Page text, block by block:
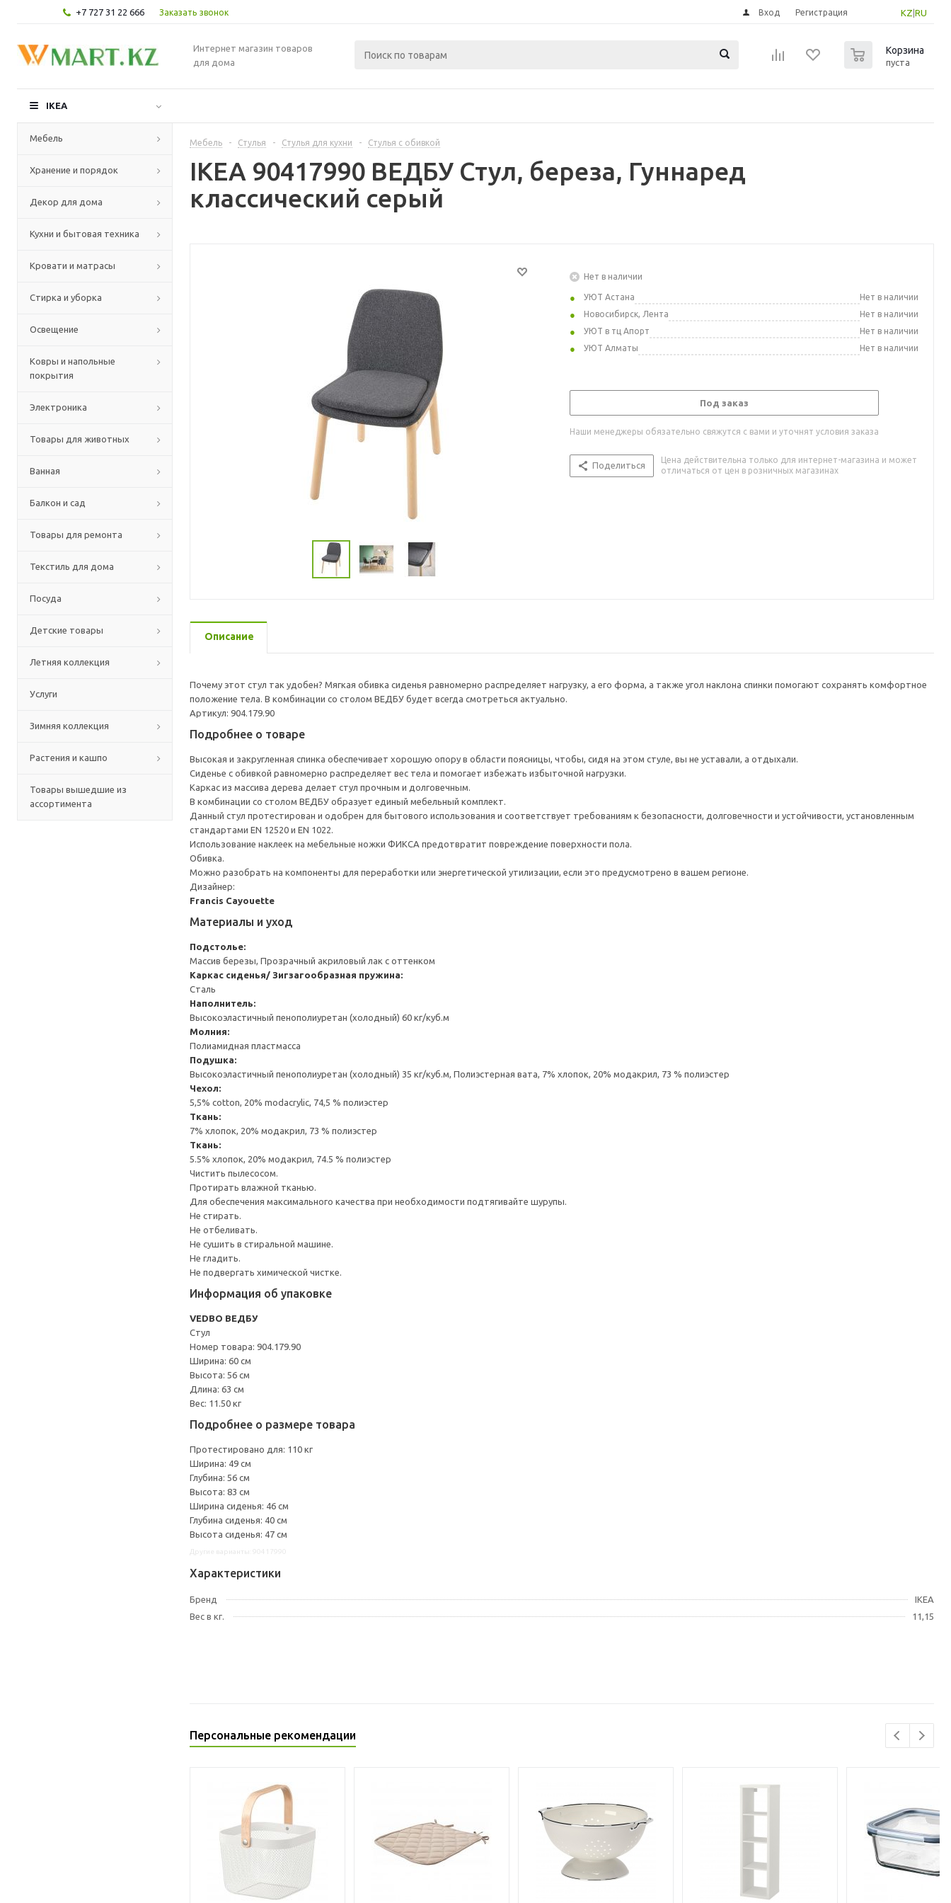
+7 727 31 22 666 Заказать звонок KZ RU
Вход Регистрация
Интернет магазин товаров
для дома
Корзина
пуста
IKEA
Мебель
Хранение и порядок
Декор для дома
Кухни и бытовая техника
Кровати и матрасы
Стирка и уборка
Освещение
Ковры и напольные
покрытия
Электроника
Товары для животных
Ванная
Балкон и сад
Товары для ремонта
Текстиль для дома
Посуда
Детские товары
Летняя коллекция
Услуги
Зимняя коллекция
Растения и кашпо
Товары вышедшие из
ассортимента
Мебель - Стулья - Стулья для кухни - Стулья с обивкой
IKEA 90417990 ВЕДБУ Стул, береза, Гуннаред
классический серый
Нет в наличии
УЮТ Астана
Нет в наличии
Новосибирск, Лента
Нет в наличии
УЮТ в тц Апорт
Нет в наличии
УЮТ Алматы
Нет в наличии
Под заказ
Наши менеджеры обязательно свяжутся с вами и уточнят условия заказа
Поделиться
Цена действительна только для интернет-магазина и может
отличаться от цен в розничных магазинах
Описание
Почему этот стул так удобен? Мягкая обивка сиденья равномерно распределяет нагрузку, а его форма, а также угол наклона спинки помогают сохранять комфортное
положение тела. В комбинации со столом ВЕДБУ будет всегда смотреться актуально.
Артикул: 904.179.90
Подробнее о товаре
Высокая и закругленная спинка обеспечивает хорошую опору в области поясницы, чтобы, сидя на этом стуле, вы не уставали, а отдыхали.
Сиденье с обивкой равномерно распределяет вес тела и помогает избежать избыточной нагрузки.
Каркас из массива дерева делает стул прочным и долговечным.
В комбинации со столом ВЕДБУ образует единый мебельный комплект.
Данный стул протестирован и одобрен для бытового использования и соответствует требованиям к безопасности, долговечности и устойчивости, установленным
стандартами EN 12520 и EN 1022.
Использование наклеек на мебельные ножки ФИКСА предотвратит повреждение поверхности пола.
Обивка.
Можно разобрать на компоненты для переработки или энергетической утилизации, если это предусмотрено в вашем регионе.
Дизайнер:
Francis Cayouette
Материалы и уход
Подстолье:
Массив березы, Прозрачный акриловый лак с оттенком
Каркас сиденья/ Зигзагообразная пружина:
Сталь
Наполнитель:
Высокоэластичный пенополиуретан (холодный) 60 кг/куб.м
Молния:
Полиамидная пластмасса
Подушка:
Высокоэластичный пенополиуретан (холодный) 35 кг/куб.м, Полиэстерная вата, 7% хлопок, 20% модакрил, 73 % полиэстер
Чехол:
5,5% cotton, 20% modacrylic, 74,5 % полиэстер
Ткань:
7% хлопок, 20% модакрил, 73 % полиэстер
Ткань:
5.5% хлопок, 20% модакрил, 74.5 % полиэстер
Чистить пылесосом.
Протирать влажной тканью.
Для обеспечения максимального качества при необходимости подтягивайте шурупы.
Не стирать.
Не отбеливать.
Не сушить в стиральной машине.
Не гладить.
Не подвергать химической чистке.
Информация об упаковке
VEDBO ВЕДБУ
Стул
Номер товара: 904.179.90
Ширина: 60 см
Высота: 56 см
Длина: 63 см
Вес: 11.50 кг
Подробнее о размере товара
Протестировано для: 110 кг
Ширина: 49 см
Глубина: 56 см
Высота: 83 см
Ширина сиденья: 46 см
Глубина сиденья: 40 см
Высота сиденья: 47 см
Характеристики
Бренд
IKEA
Вес в кг.
11,15
Персональные рекомендации